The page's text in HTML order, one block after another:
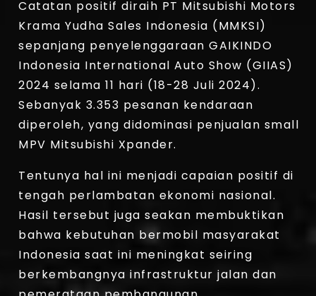
Catatan positif diraih PT Mitsubishi Motors
Krama Yudha Sales Indonesia (MMKSI)
sepanjang penyelenggaraan GAIKINDO
Indonesia International Auto Show (GIIAS)
2024 selama 11 hari (18-28 Juli 2024).
Sebanyak 3.353 pesanan kendaraan
diperoleh, yang didominasi penjualan small
MPV Mitsubishi Xpander.
Tentunya hal ini menjadi capaian positif di
tengah perlambatan ekonomi nasional.
Hasil tersebut juga seakan membuktikan
bahwa kebutuhan bermobil masyarakat
Indonesia saat ini meningkat seiring
berkembangnya infrastruktur jalan dan